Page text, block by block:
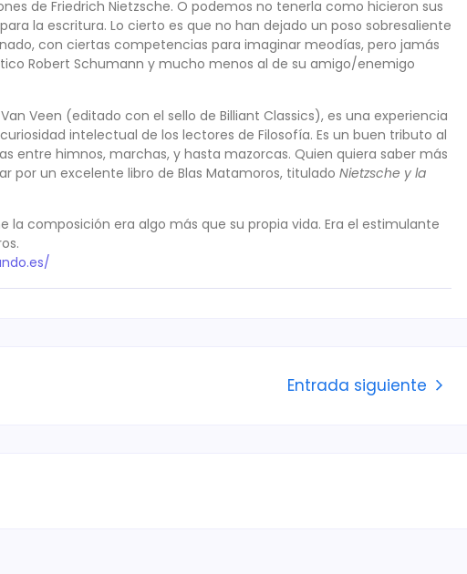
de Friedrich Nietzsche. O podemos no tenerla como hicieron sus
la escritura. Lo cierto es que no han dejado un poso sobresaliente
con ciertas competencias para imaginar meodías, pero jamás
Robert Schumann y mucho menos al de su amigo/enemigo
Veen (editado con el sello de Billiant Classics), es una experiencia
intelectual de los lectores de Filosofía. Es un buen tributo al
entre himnos, marchas, y hasta mazorcas. Quien quiera saber más
por un excelente libro de Blas Matamoros, titulado Nietzsche y la
la composición era algo más que su propia vida. Era el estimulante
Entrada siguiente